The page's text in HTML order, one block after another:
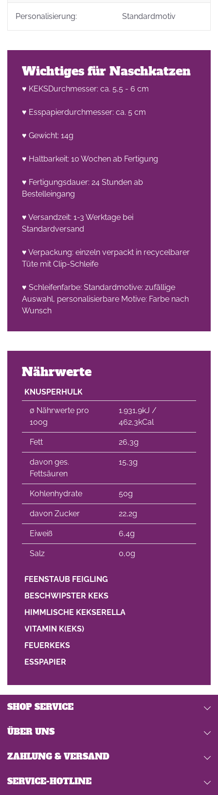
Personalisierung: Standardmotiv
Wichtiges für Naschkatzen
♥ KEKSDurchmesser: ca. 5,5 - 6 cm
♥ Esspapierdurchmesser: ca. 5 cm
♥ Gewicht: 14g
♥ Haltbarkeit: 10 Wochen ab Fertigung
♥ Fertigungsdauer: 24 Stunden ab
Bestelleingang
♥ Versandzeit: 1-3 Werktage bei
Standardversand
♥ Verpackung: einzeln verpackt in recycelbarer
Tüte mit Clip-Schleife
♥ Schleifenfarbe: Standardmotive: zufällige
Auswahl, personalisierbare Motive: Farbe nach
Wunsch
Nährwerte
KNUSPERHULK
∅ Nährwerte pro
100g
1.931,9kJ /
462,3kCal
Fett 26,3g
davon ges.
Fettsäuren
15,3g
Kohlenhydrate 50g
davon Zucker 22,2g
Eiweiß 6,4g
Salz 0,0g
FEENSTAUB FEIGLING
BESCHWIPSTER KEKS
HIMMLISCHE KEKSERELLA
VITAMIN K(EKS)
FEUERKEKS
ESSPAPIER
SERVICE-HOTLINE
SHOP SERVICE
ÜBER UNS
ZAHLUNG & VERSAND